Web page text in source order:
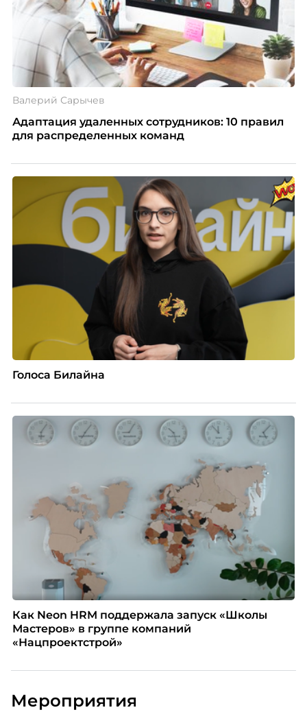
Валерий Сарычев
Адаптация удаленных сотрудников: 10 правил
для распределенных команд
Голоса Билайна
Как Neon HRM поддержала запуск «Школы
Мастеров» в группе компаний
«Нацпроектстрой»
Мероприятия